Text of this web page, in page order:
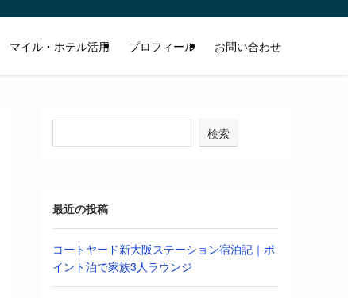
マイル・ホテル活用 プロフィール お問い合わせ
検索
最近の投稿
コートヤード新大阪ステーション宿泊記｜ポ
イント泊で家族3人ラウンジ